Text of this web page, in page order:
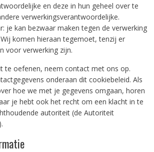
en deze in hun geheel over te
verwerkingsverantwoordelijke.
je kan bezwaar maken tegen de verwerking
komen hieraan tegemoet, tenzij er
voor verwerking zijn.
te oefenen, neem contact met ons op.
onderaan dit cookiebeleid. Als
hoe we met je gegevens omgaan, horen
je hebt ook het recht om een klacht in te
autoriteit (de Autoriteit